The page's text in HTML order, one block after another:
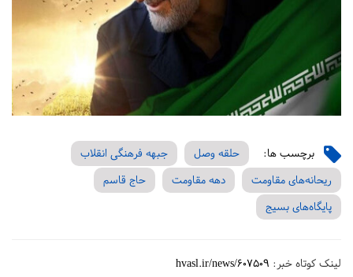
برچسب ها: حلقه وصل
جبهه فرهنگی انقلاب
ریحانه‌های مقاومت
دهه مقاومت
حاج قاسم
پایگاه‌های بسیج
لینک کوتاه خبر: hvasl.ir/news/607509